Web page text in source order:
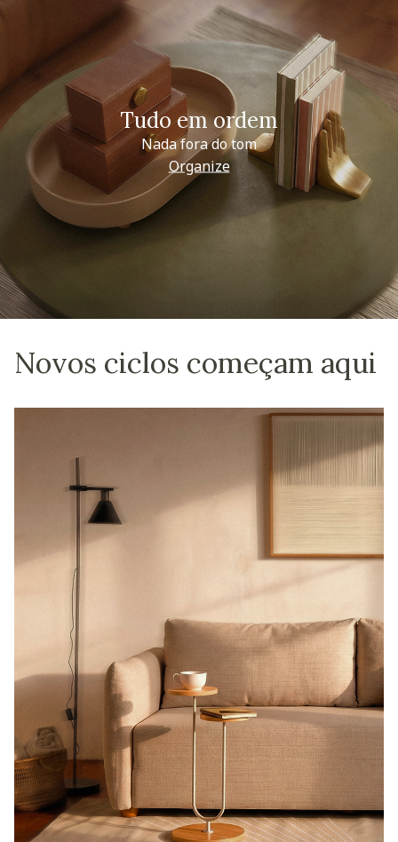
Tudo em ordem
Nada fora do tom
Organize
Novos ciclos começam aqui